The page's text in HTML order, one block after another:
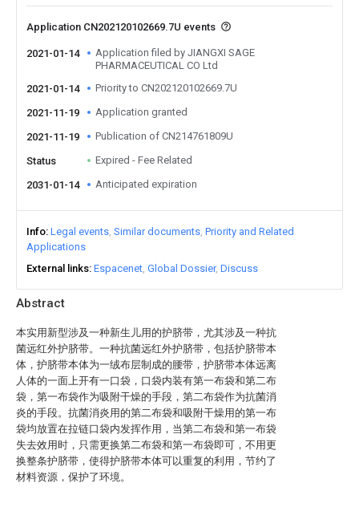
Abstract
本实用新型涉及一种新生儿用的护脐带，尤其涉及一种抗
菌远红外护脐带。一种抗菌远红外护脐带，包括护脐带本
体，护脐带本体为一绒布层制成的腰带，护脐带本体远离
人体的一面上开有一口袋，口袋内装有第一布袋和第二布
袋，第一布袋作为吸附干燥的手段，第二布袋作为抗菌消
炎的手段。抗菌消炎用的第二布袋和吸附干燥用的第一布
袋均放置在拉链口袋内发挥作用，当第二布袋和第一布袋
失去效用时，只需更换第二布袋和第一布袋即可，不用更
换整条护脐带，使得护脐带本体可以重复的利用，节约了
材料资源，保护了环境。
Application CN202120102669.7U events
2021-01-14
Application filed by JIANGXI SAGE
PHARMACEUTICAL CO Ltd
2021-01-14
Priority to CN202120102669.7U
2021-11-19 Application granted
2021-11-19 Publication of CN214761809U
Status Expired - Fee Related
2031-01-14 Anticipated expiration
Info Legal events Similar documents Priority and Related
Applications
External links Espacenet Global Dossier Discuss